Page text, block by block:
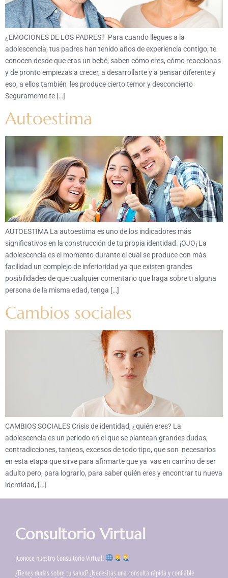
¿EMOCIONES DE LOS PADRES? Para cuando llegues a la
adolescencia, tus padres han tenido años de experiencia contigo; te
conocen desde que eras un bebé, saben cómo eres, cómo reaccionas
y de pronto empiezas a crecer, a desarrollarte y a pensar diferente y
eso, a ellos también les produce cierto temor y desconcierto
Seguramente te […]
Autoestima
AUTOESTIMA La autoestima es uno de los indicadores más
significativos en la construcción de tu propia identidad. ¡OJO¡ La
adolescencia es el momento durante el cual se produce con más
facilidad un complejo de inferioridad ya que existen grandes
posibilidades de que cualquier comentario que haga sobre ti alguna
persona de la misma edad, tenga […]
Cambios sociales
CAMBIOS SOCIALES Crisis de identidad, ¿quién eres? La
adolescencia es un periodo en el que se plantean grandes dudas,
contradicciones, tanteos, excesos de todo tipo, que son necesarios
en esta etapa que sirve para afirmarte que ya vas en camino de ser
adulto pero, para lograrlo, para saber quién eres y encontrar tu nueva
identidad, […]
Consultorio Virtual
¡Conoce nuestro Consultorio Virtual!
¿Tienes dudas sobre tu salud? ¿Necesitas una consulta rápida y confiable